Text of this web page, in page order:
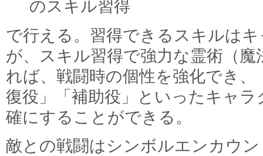
のスキル習得
で行える。習得できるスキルは
が、スキル習得で強力な霊術（
れば、戦闘時の個性を強化でき、
復役」「補助役」といったキャ
確にすることができる。
敵との戦闘はシンボルエンカウ